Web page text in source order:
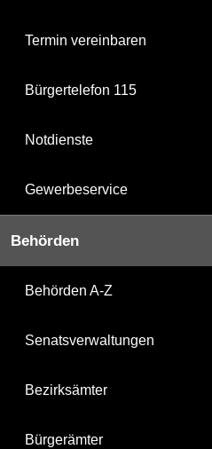
Termin vereinbaren
Bürgertelefon 115
Notdienste
Gewerbeservice
Behörden
Behörden A-Z
Senatsverwaltungen
Bezirksämter
Bürgerämter